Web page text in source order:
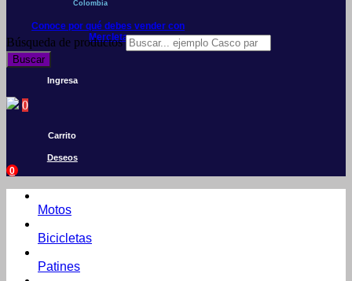
Colombia
Conoce por qué debes vender con
Mercleta
Búsqueda de productos
Buscar
Ingresa
0
Carrito
Deseos
0
Motos
Bicicletas
Patines